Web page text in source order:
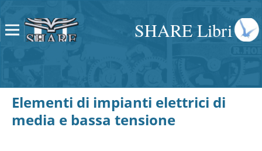
SHARE Libri
Elementi di impianti elettrici di
media e bassa tensione